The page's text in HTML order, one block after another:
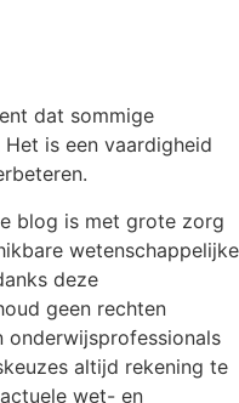
dat sommige
is een vaardigheid
blog is met grote zorg
wetenschappelijke
deze
geen rechten
onderwijsprofessionals
altijd rekening te
wet- en